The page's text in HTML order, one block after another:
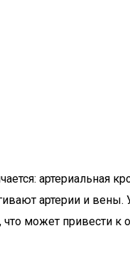
артериальная
артерии и
может привести